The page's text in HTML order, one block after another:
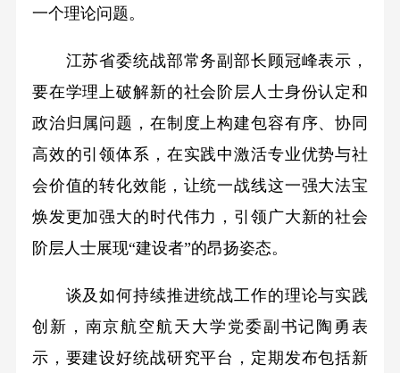
一个理论问题。
江苏省委统战部常务副部长顾冠峰表示，
要在学理上破解新的社会阶层人士身份认定和
政治归属问题，在制度上构建包容有序、协同
高效的引领体系，在实践中激活专业优势与社
会价值的转化效能，让统一战线这一强大法宝
焕发更加强大的时代伟力，引领广大新的社会
阶层人士展现“建设者”的昂扬姿态。
谈及如何持续推进统战工作的理论与实践
创新，南京航空航天大学党委副书记陶勇表
示，要建设好统战研究平台，定期发布包括新